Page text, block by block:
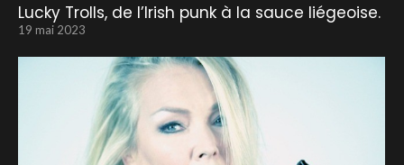
Lucky Trolls, de l’Irish punk à la sauce liégeoise.
19 mai 2023